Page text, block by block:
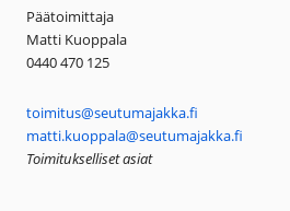
Päätoimittaja
Matti Kuoppala
0440 470 125
toimitus@seutumajakka.fi
matti.kuoppala@seutumajakka.fi
Toimitukselliset asiat